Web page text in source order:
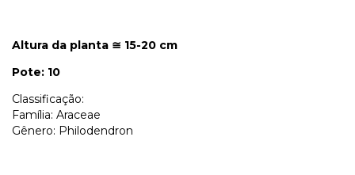
Altura da planta ≅ 15-20 cm
Pote: 10
Classificação:
Família: Araceae
Gênero: Philodendron